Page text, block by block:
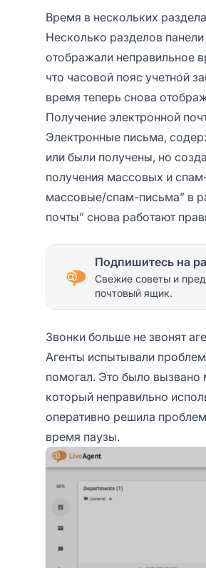
Время в нескольких
Несколько разделов панели
отображали неправильное
что часовой пояс учетной
время теперь снова
Получение электронной
Электронные письма,
или были получены, но
получения массовых и
массовые/спам-письма” в
почты” снова работают
Подпишитесь на
Свежие советы и
почтовый ящик.
Звонки больше не звонят
Агенты испытывали
помогал. Это было вызвано
который неправильно
оперативно решила
время паузы.